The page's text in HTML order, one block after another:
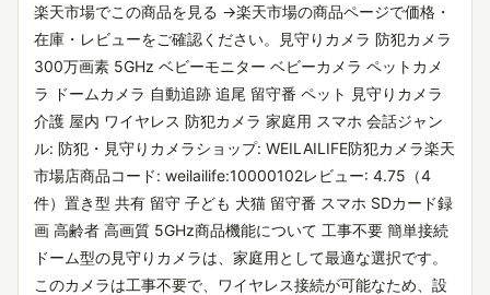
楽天市場でこの商品を見る →楽天市場の商品ページで価格・
在庫・レビューをご確認ください。見守りカメラ 防犯カメラ
300万画素 5GHz ベビーモニター ベビーカメラ ペットカメ
ラ ドームカメラ 自動追跡 追尾 留守番 ペット 見守りカメラ
介護 屋内 ワイヤレス 防犯カメラ 家庭用 スマホ 会話ジャン
ル: 防犯・見守りカメラショップ: WEILAILIFE防犯カメラ楽天
市場店商品コード: weilailife:10000102レビュー: 4.75（4
件）置き型 共有 留守 子ども 犬猫 留守番 スマホ SDカード録
画 高齢者 高画質 5GHz商品機能について 工事不要 簡単接続
ドーム型の見守りカメラは、家庭用として最適な選択です。
このカメラは工事不要で、ワイヤレス接続が可能なため、設